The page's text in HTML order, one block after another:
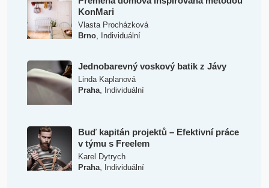
KonMari
Vlasta Procházková
Brno, Individuální
Jednobarevný voskový batik z Jávy
Linda Kaplanová
Praha, Individuální
Buď kapitán projektů – Efektivní práce
v týmu s Freelem
Karel Dytrych
Praha, Individuální